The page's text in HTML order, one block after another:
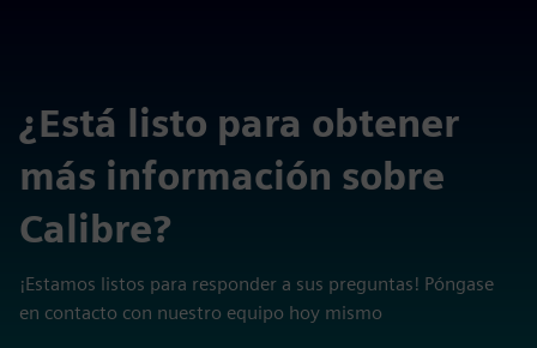
¿Está listo para obtener
más información sobre
Calibre?
¡Estamos listos para responder a sus preguntas! Póngase
en contacto con nuestro equipo hoy mismo